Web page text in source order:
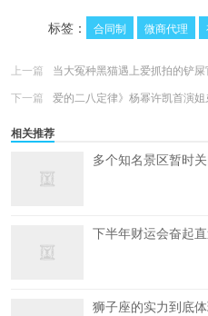
标签：
合同制 微商代理
上一篇
当大冤种黑猫遇上爱抓拍的铲
下一篇
爱的二八定律》杨幂许凯首演
相关推荐
多个知名景区暂时
下半年财运会奋起
狮子座的实力到底